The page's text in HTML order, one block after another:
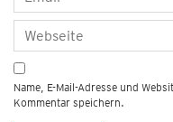
Name, E-Mail-Adresse und
Kommentar speichern.